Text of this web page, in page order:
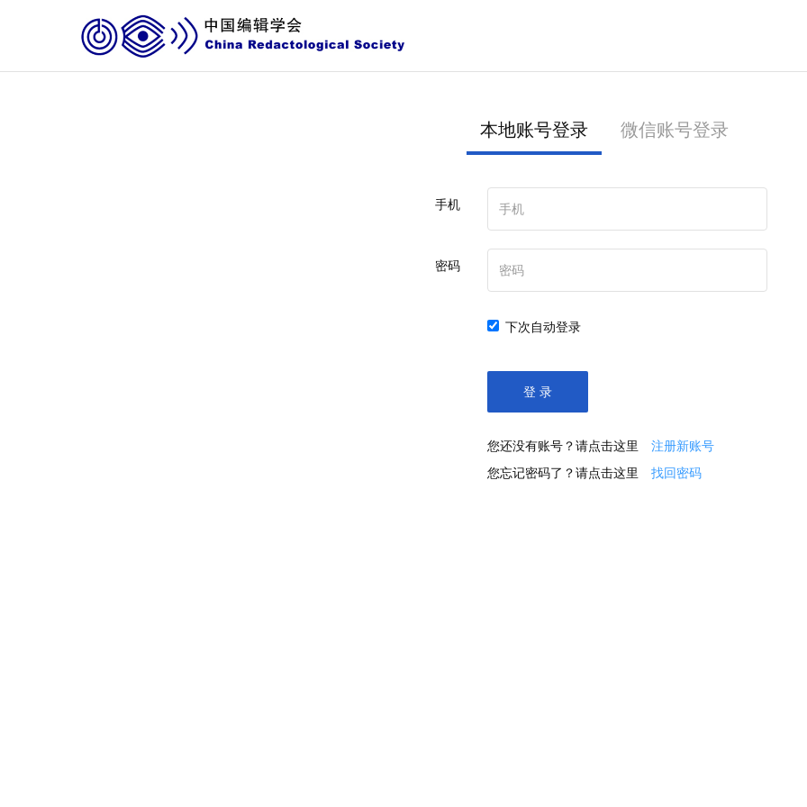
本地账号登录 微信账号登录
手机
密码
下次自动登录
您还没有账号？请点击这里
注册新账号
您忘记密码了？请点击这里
找回密码